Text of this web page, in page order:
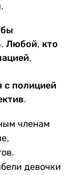
Любой, кто
с полицией
членам
девочки